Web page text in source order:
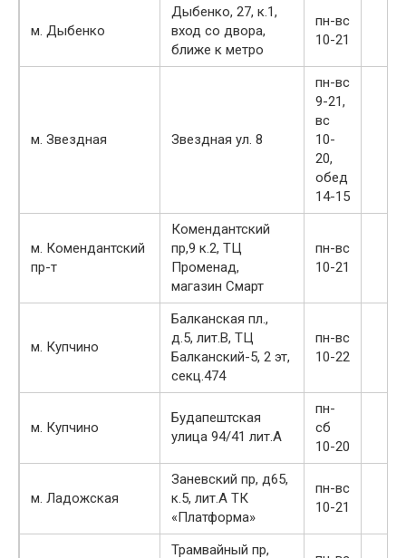
м. Дыбенко
Дыбенко, 27, к.1,
вход со двора,
ближе к метро
пн-вс
10-21
м. Звездная Звездная ул. 8
пн-вс
9-21,
вс
10-
20,
обед
14-15
м. Комендантский
пр-т
Комендантский
пр,9 к.2, ТЦ
Променад,
магазин Смарт
пн-вс
10-21
м. Купчино
Балканская пл.,
д.5, лит.В, ТЦ
Балканский-5, 2 эт,
секц.474
пн-вс
10-22
м. Купчино
Будапештская
улица 94/41 лит.А
пн-
сб
10-20
м. Ладожская
Заневский пр, д65,
к.5, лит.А ТК
«Платформа»
пн-вс
10-21
Трамвайный пр,